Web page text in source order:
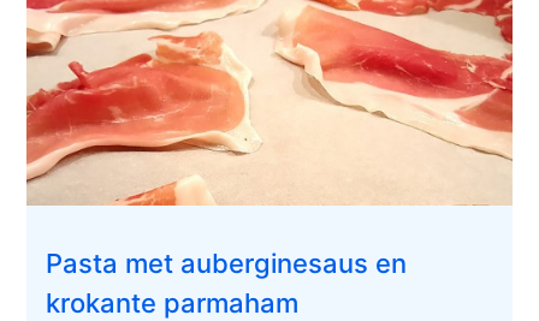
Pasta met auberginesaus en
krokante parmaham